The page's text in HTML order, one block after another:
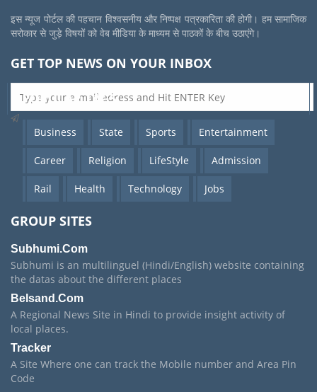
इस न्यूज पोर्टल की पहचान विश्वसनीय और निष्पक्ष पत्रकारिता की होगी। हम सामाजिक
सरोकार से जुड़े विषयों को वेब मीडिया के माध्यम से पाठकों के बीच उठाएंगे।
GET TOP NEWS ON YOUR INBOX
POPULAR TAGS
Business State Sports Entertainment
Career Religion LifeStyle Admission
Rail Health Technology Jobs
GROUP SITES
Subhumi.Com
Subhumi is an multilinguel (Hindi/English) website containing
the datas about the different places
Belsand.Com
A Regional News Site in Hindi to provide insight activity of
local places.
Tracker
A Site Where one can track the Mobile number and Area Pin
Code